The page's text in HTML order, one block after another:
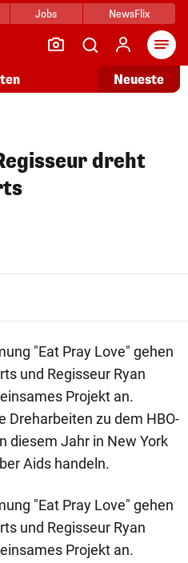
Jobs NewsFlix
Neueste
dreht
"Eat Pray Love" gehen
und Regisseur Ryan
Projekt an.
Dreharbeiten zu dem HBO-
diesem Jahr in New York
Aids handeln.
"Eat Pray Love" gehen
und Regisseur Ryan
Projekt an.